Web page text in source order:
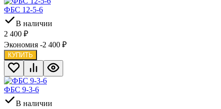
ФБС 12-5-6
В наличии
2 400 ₽
Экономия -2 400 ₽
КУПИТЬ
ФБС 9-3-6
В наличии